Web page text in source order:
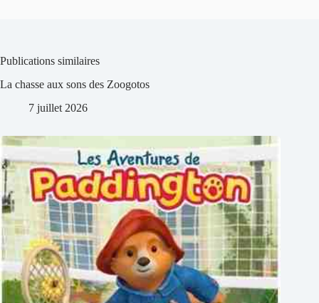
Publications similaires
La chasse aux sons des Zoogotos
7 juillet 2026